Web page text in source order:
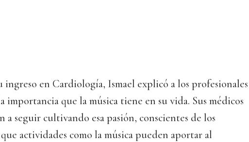
ingreso en Cardiología, Ismael explicó a los profesionales
importancia que la música tiene en su vida. Sus médicos
a seguir cultivando esa pasión, conscientes de los
actividades como la música pueden aportar al